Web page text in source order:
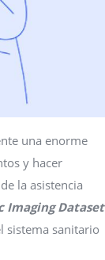
una enorme
y hacer
la asistencia
Imaging Dataset
sistema sanitario